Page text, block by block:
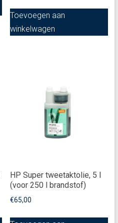
Toevoegen aan
winkelwagen
HP Super tweetaktolie, 5 l
(voor 250 l brandstof)
€65,00